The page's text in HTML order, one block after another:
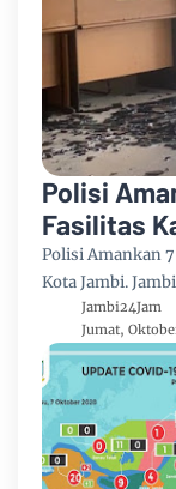
Polisi
Fasilitas
Polisi Amankan
Kota Jambi.
Jambi24Jam
Jumat,